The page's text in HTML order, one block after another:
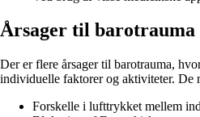
Årsager til barotrauma
Der er flere årsager til barotrauma,
individuelle faktorer og aktiviteter. De
Forskelle i lufttrykket mellem